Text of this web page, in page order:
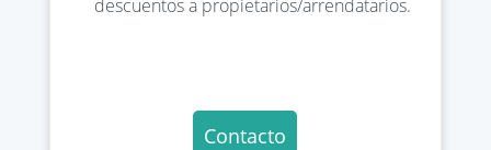
descuentos a propietarios/arrendatarios.
Contacto